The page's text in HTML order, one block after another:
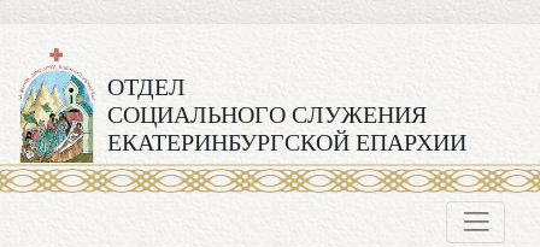
ОТДЕЛ
СОЦИАЛЬНОГО СЛУЖЕНИЯ
ЕКАТЕРИНБУРГСКОЙ ЕПАРХИИ